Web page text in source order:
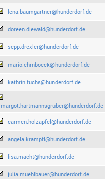
lena.baumgartner@hunderdorf.de
doreen.diewald@hunderdorf.de
sepp.drexler@hunderdorf.de
mario.ehrnboeck@hunderdorf.de
kathrin.fuchs@hunderdorf.de
margot.hartmannsgruber@hunderdorf.de
carmen.holzapfel@hunderdorf.de
angela.krampfl@hunderdorf.de
lisa.macht@hunderdorf.de
julia.muehlbauer@hunderdorf.de